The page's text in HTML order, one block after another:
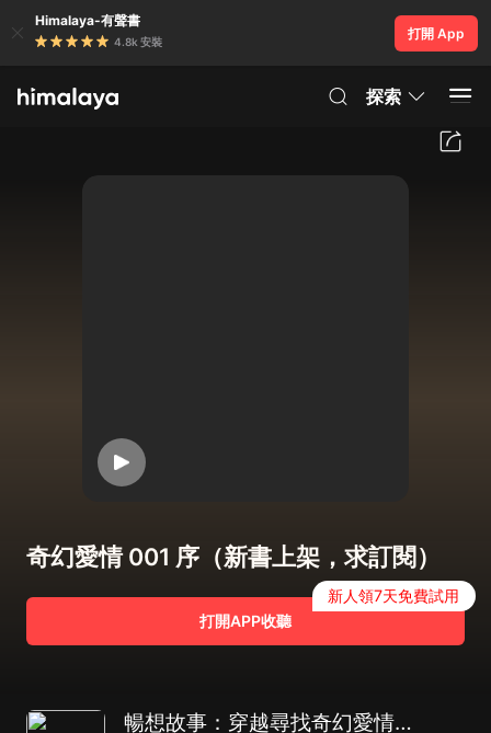
Himalaya-有聲書
4.8k 安裝
打開 App
探索
奇幻愛情 001 序（新書上架，求訂閱）
打開APP收聽
新人領7天免費試用
暢想故事：穿越尋找奇幻愛情| 原創腦洞 |古穿今| 心有所屬